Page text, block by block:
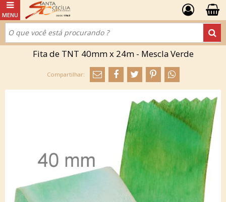
Fita de TNT 40mm x 24m - Mescla Verde